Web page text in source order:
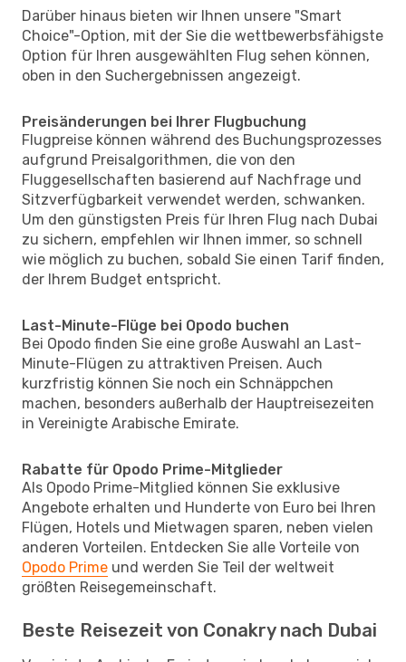
Darüber hinaus bieten wir Ihnen unsere "Smart
Choice"-Option, mit der Sie die wettbewerbsfähigste
Option für Ihren ausgewählten Flug sehen können,
oben in den Suchergebnissen angezeigt.
Preisänderungen bei Ihrer Flugbuchung
Flugpreise können während des Buchungsprozesses
aufgrund Preisalgorithmen, die von den
Fluggesellschaften basierend auf Nachfrage und
Sitzverfügbarkeit verwendet werden, schwanken.
Um den günstigsten Preis für Ihren Flug nach Dubai
zu sichern, empfehlen wir Ihnen immer, so schnell
wie möglich zu buchen, sobald Sie einen Tarif finden,
der Ihrem Budget entspricht.
Last-Minute-Flüge bei Opodo buchen
Bei Opodo finden Sie eine große Auswahl an Last-
Minute-Flügen zu attraktiven Preisen. Auch
kurzfristig können Sie noch ein Schnäppchen
machen, besonders außerhalb der Hauptreisezeiten
in Vereinigte Arabische Emirate.
Rabatte für Opodo Prime-Mitglieder
Als Opodo Prime-Mitglied können Sie exklusive
Angebote erhalten und Hunderte von Euro bei Ihren
Flügen, Hotels und Mietwagen sparen, neben vielen
anderen Vorteilen. Entdecken Sie alle Vorteile von
Opodo Prime und werden Sie Teil der weltweit
größten Reisegemeinschaft.
Beste Reisezeit von Conakry nach Dubai